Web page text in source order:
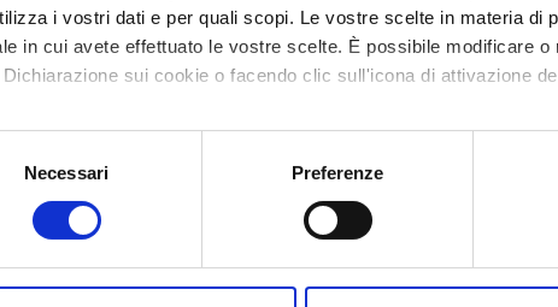
i vostri dati e per quali scopi. Le vostre scelte in materia di
in cui avete effettuato le vostre scelte. È possibile modificare
Dichiarazione sui cookie o facendo clic sull'icona di attivazione
tuo consenso, vorremmo anche:
raccogliere informazioni sulla tua posizione geografica, con
digitali).
o ritirare il tuo consenso in qualsiasi momento dalla
Necessari Preferenze